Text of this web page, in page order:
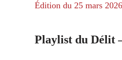
Édition du 25 mars 2026
Playlist du Délit